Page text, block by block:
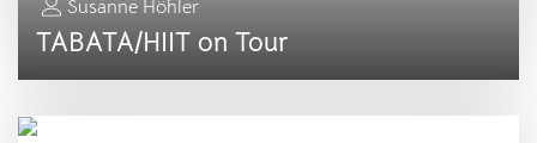
Susanne Höhler
TABATA/HIIT on Tour